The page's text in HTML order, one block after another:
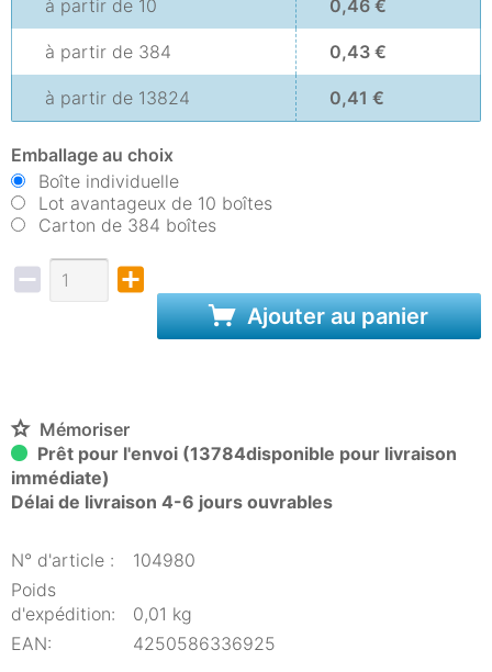
à partir de 10 0,46 €
à partir de 384 0,43 €
à partir de 13824 0,41 €
Emballage au choix
Boîte individuelle
Lot avantageux de 10 boîtes
Carton de 384 boîtes
Ajouter au panier
Mémoriser
Prêt pour l'envoi (13784disponible pour livraison
immédiate)
Délai de livraison 4-6 jours ouvrables
N° d'article :
104980
Poids
d'expédition:
0,01 kg
EAN:
4250586336925